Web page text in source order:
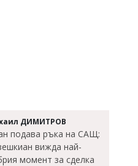
ДИМИТРОВ
подава ръка на САЩ:
вижда най-
момент за сделка